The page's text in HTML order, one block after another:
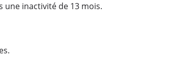
inactivité de 13 mois.